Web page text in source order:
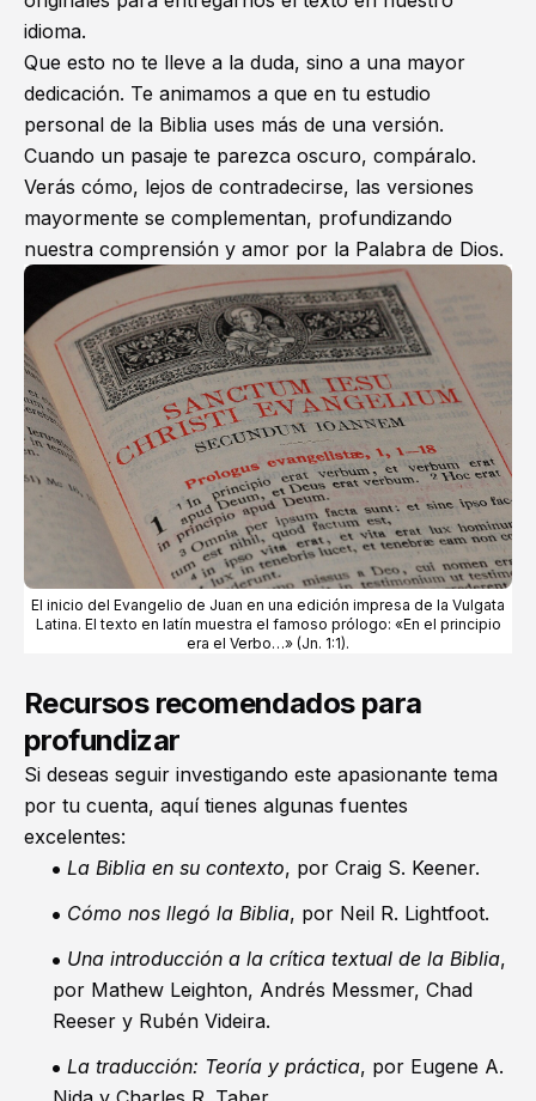
idioma.
Que esto no te lleve a la duda, sino a una mayor
dedicación. Te animamos a que en tu estudio
personal de la Biblia uses más de una versión.
Cuando un pasaje te parezca oscuro, compáralo.
Verás cómo, lejos de contradecirse, las versiones
mayormente se complementan, profundizando
nuestra comprensión y amor por la Palabra de Dios.
El inicio del Evangelio de Juan en una edición impresa de la Vulgata
Latina. El texto en latín muestra el famoso prólogo: «En el principio
era el Verbo…» (Jn. 1:1).
Recursos recomendados para
profundizar
Si deseas seguir investigando este apasionante tema
por tu cuenta, aquí tienes algunas fuentes
excelentes:
La Biblia en su contexto, por Craig S. Keener.
Cómo nos llegó la Biblia, por Neil R. Lightfoot.
Una introducción a la crítica textual de la Biblia,
por Mathew Leighton, Andrés Messmer, Chad
Reeser y Rubén Videira.
La traducción: Teoría y práctica, por Eugene A.